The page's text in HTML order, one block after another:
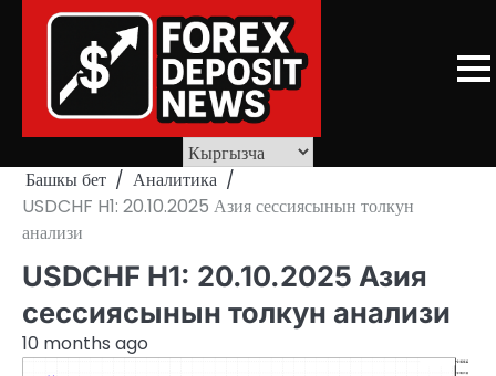
Башкы бет
Аналитика
USDCHF H1: 20.10.2025 Азия сессиясынын толкун
анализи
USDCHF H1: 20.10.2025 Азия
сессиясынын толкун анализи
10 months ago